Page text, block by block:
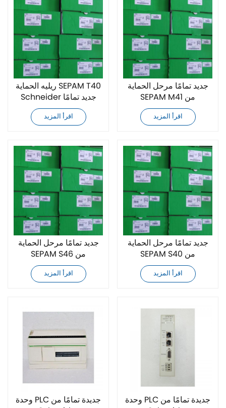
ريليه الحماية SEPAM T40
Schneider جديد تمامًا
اقرأ المزيد
جديد تمامًا مرحل الحماية
SEPAM M41 من
Schneider
اقرأ المزيد
جديد تمامًا مرحل الحماية
SEPAM S46 من
Schneider
اقرأ المزيد
جديد تمامًا مرحل الحماية
SEPAM S40 من
Schneider
اقرأ المزيد
وحدة PLC جديدة تمامًا من
وحدة PLC جديدة تمامًا من